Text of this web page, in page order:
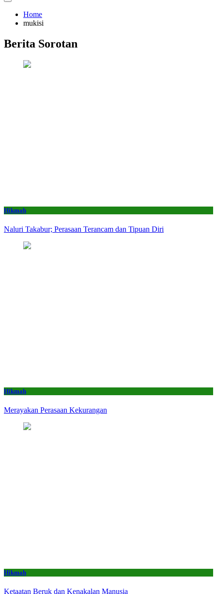
Home
mukisi
Berita Sorotan
Hikmah
Naluri Takabur; Perasaan Terancam dan Tipuan Diri
Hikmah
Merayakan Perasaan Kekurangan
Hikmah
Ketaatan Beruk dan Kenakalan Manusia